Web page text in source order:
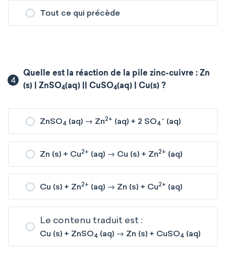
Tout ce qui précède
4
Quelle est la réaction de la pile zinc-cuivre : Zn
(s) | ZnSO4(aq) || CuSO4(aq) | Cu(s) ?
ZnSO4 (aq) → Zn2+ (aq) + 2 SO4
- (aq)
Zn (s) + Cu2+ (aq) → Cu (s) + Zn2+ (aq)
Cu (s) + Zn2+ (aq) → Zn (s) + Cu2+ (aq)
Le contenu traduit est :
Cu (s) + ZnSO4 (aq) → Zn (s) + CuSO4 (aq)